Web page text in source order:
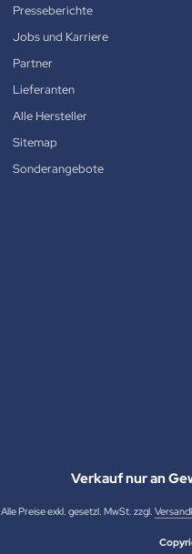
Presseberichte
Jobs und Karriere
Partner
Lieferanten
Alle Hersteller
Sitemap
Sonderangebote
Verkauf nur an
Alle Preise exkl. gesetzl. MwSt. zzgl.